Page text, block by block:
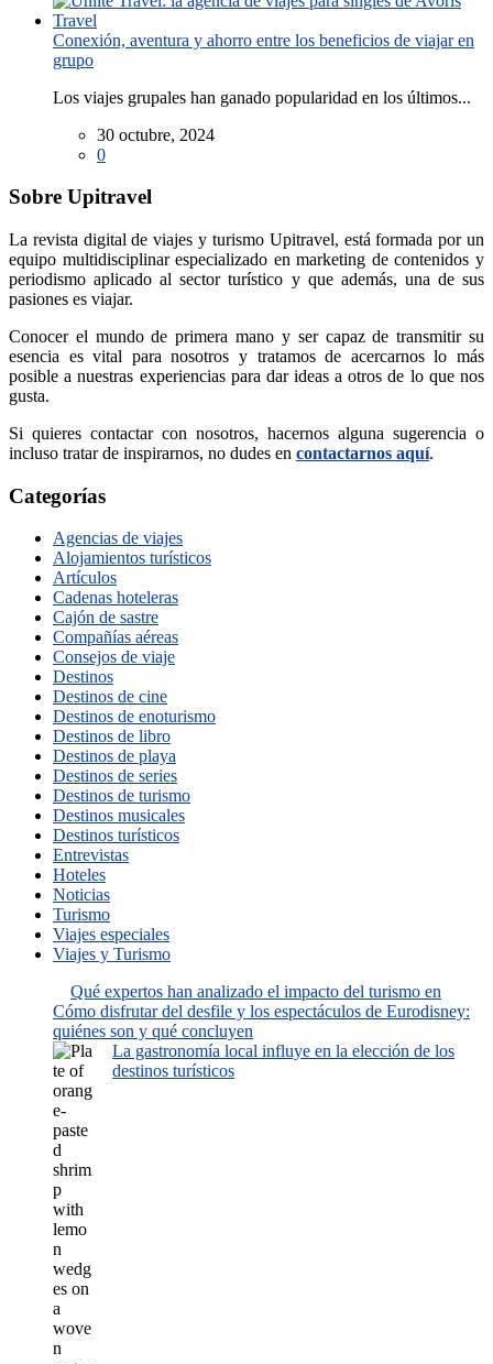
Conexión, aventura y ahorro entre los beneficios de viajar en
grupo
Los viajes grupales han ganado popularidad en los últimos...
30 octubre, 2024
0
Sobre Upitravel
La revista digital de viajes y turismo Upitravel, está formada por un
equipo multidisciplinar especializado en marketing de contenidos y
periodismo aplicado al sector turístico y que además, una de sus
pasiones es viajar.
Conocer el mundo de primera mano y ser capaz de transmitir su
esencia es vital para nosotros y tratamos de acercarnos lo más
posible a nuestras experiencias para dar ideas a otros de lo que nos
gusta.
Si quieres contactar con nosotros, hacernos alguna sugerencia o
incluso tratar de inspirarnos, no dudes en contactarnos aquí.
Categorías
Agencias de viajes
Alojamientos turísticos
Artículos
Cadenas hoteleras
Cajón de sastre
Compañías aéreas
Consejos de viaje
Destinos
Destinos de cine
Destinos de enoturismo
Destinos de libro
Destinos de playa
Destinos de series
Destinos de turismo
Destinos musicales
Destinos turísticos
Entrevistas
Hoteles
Noticias
Turismo
Viajes especiales
Viajes y Turismo
Qué expertos han analizado el impacto del turismo en
Cómo disfrutar del desfile y los espectáculos de Eurodisney:
quiénes son y qué concluyen
La gastronomía local influye en la elección de los
destinos turísticos